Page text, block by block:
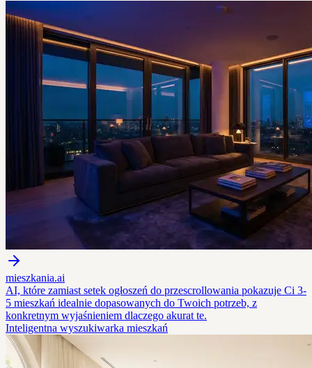
mieszkania.ai
AI, które zamiast setek ogłoszeń do przescrollowania pokazuje Ci 3-
5 mieszkań idealnie dopasowanych do Twoich potrzeb, z
konkretnym wyjaśnieniem dlaczego akurat te.
Inteligentna wyszukiwarka mieszkań